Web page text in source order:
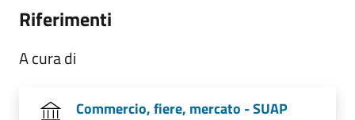
Riferimenti
A cura di
Commercio, fiere, mercato - SUAP